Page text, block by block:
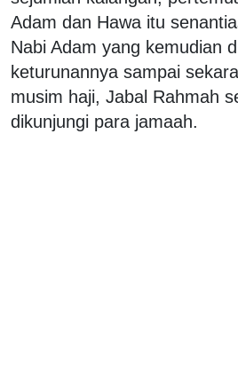
Adam dan Hawa itu
Nabi Adam yang kemudian
keturunannya sampai
musim haji, Jabal Rahmah
dikunjungi para jamaah.